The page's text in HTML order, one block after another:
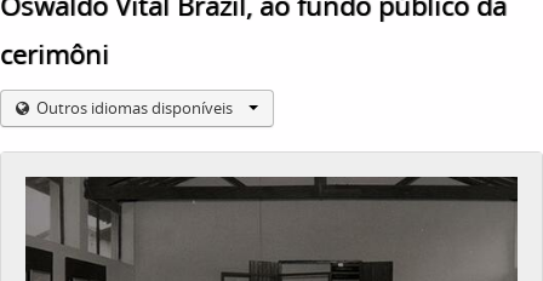
cerimôni
Outros idiomas disponíveis